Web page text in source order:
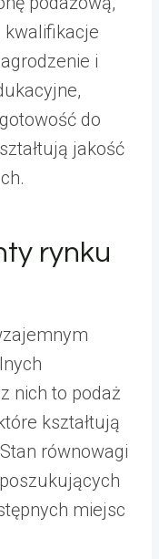
i
do
jakość
rynku
nich to podaż
kształtują
równowagi
miejsc